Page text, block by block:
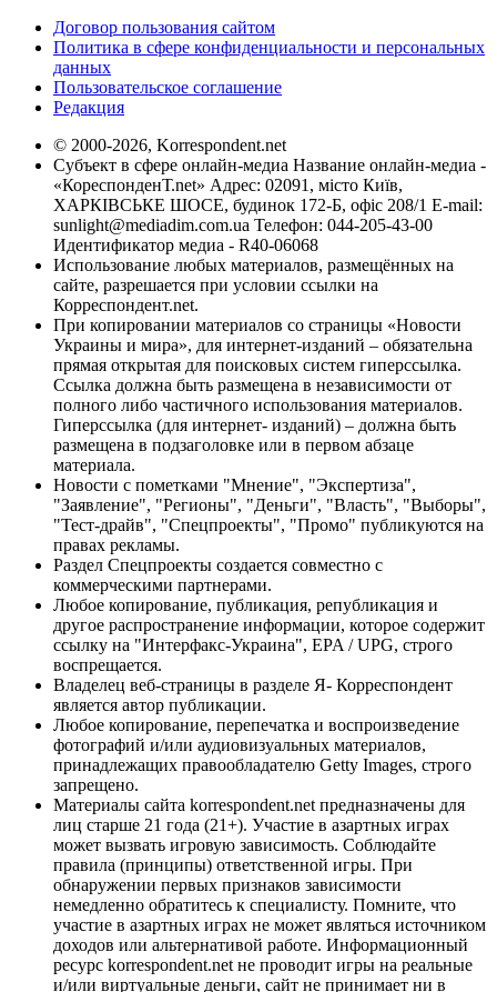
Договор пользования сайтом
Политика в сфере конфиденциальности и персональных
данных
Пользовательское соглашение
Редакция
© 2000-2026, Korrespondent.net
Субъект в сфере онлайн-медиа Название онлайн-медиа -
«КореспонденТ.net» Адрес: 02091, місто Київ,
ХАРКІВСЬКЕ ШОСЕ, будинок 172-Б, офіс 208/1 E-mail:
sunlight@mediadim.com.ua Телефон: 044-205-43-00
Идентификатор медиа - R40-06068
Использование любых материалов, размещённых на
сайте, разрешается при условии ссылки на
Корреспондент.net.
При копировании материалов со страницы «Новости
Украины и мира», для интернет-изданий – обязательна
прямая открытая для поисковых систем гиперссылка.
Ссылка должна быть размещена в независимости от
полного либо частичного использования материалов.
Гиперссылка (для интернет- изданий) – должна быть
размещена в подзаголовке или в первом абзаце
материала.
Новости с пометками "Мнение", "Экспертиза",
"Заявление", "Регионы", "Деньги", "Власть", "Выборы",
"Тест-драйв", "Спецпроекты", "Промо" публикуются на
правах рекламы.
Раздел Спецпроекты создается совместно с
коммерческими партнерами.
Любое копирование, публикация, републикация и
другое распространение информации, которое содержит
ссылку на "Интерфакс-Украина", EPA / UPG, строго
воспрещается.
Владелец веб-страницы в разделе Я- Корреспондент
является автор публикации.
Любое копирование, перепечатка и воспроизведение
фотографий и/или аудиовизуальных материалов,
принадлежащих правообладателю Getty Images, строго
запрещено.
Материалы сайта korrespondent.net предназначены для
лиц старше 21 года (21+). Участие в азартных играх
может вызвать игровую зависимость. Соблюдайте
правила (принципы) ответственной игры. При
обнаружении первых признаков зависимости
немедленно обратитесь к специалисту. Помните, что
участие в азартных играх не может являться источником
доходов или альтернативой работе. Информационный
ресурс korrespondent.net не проводит игры на реальные
и/или виртуальные деньги, сайт не принимает ни в